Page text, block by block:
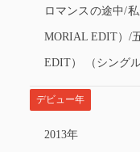
ロマンスの途中/
MORIAL EDIT）/
EDIT） （シングル
デビュー年
2013年